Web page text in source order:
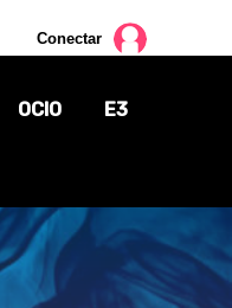
Conectar
OCIO
TV
CÓMICS
E3